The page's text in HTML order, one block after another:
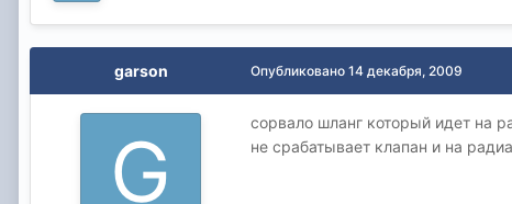
garson Опубликовано 14 декабря, 2009
сорвало шланг который идет на
не срабатывает клапан и на